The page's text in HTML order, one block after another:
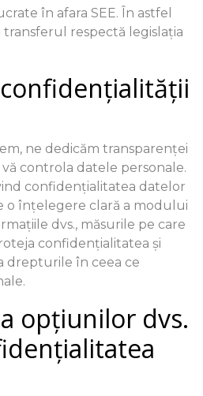
în afara SEE. În astfel
transferul respectă legislația
ne dedicăm transparenței
controla datele personale.
confidențialitatea datelor
o înțelegere clară a modului
dvs., măsurile pe care
confidențialitatea și
drepturile în ceea ce
opțiunilor dvs.